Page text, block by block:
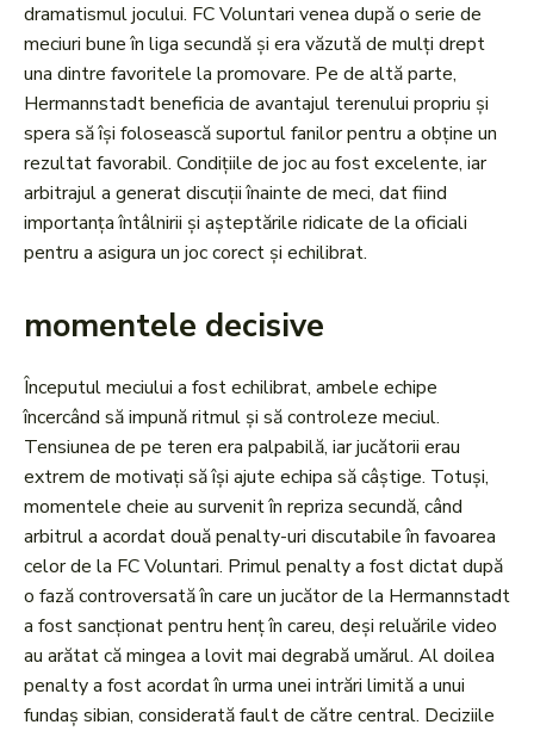
dramatismul jocului. FC Voluntari venea după o serie de
meciuri bune în liga secundă și era văzută de mulți drept
una dintre favoritele la promovare. Pe de altă parte,
Hermannstadt beneficia de avantajul terenului propriu și
spera să își folosească suportul fanilor pentru a obține un
rezultat favorabil. Condițiile de joc au fost excelente, iar
arbitrajul a generat discuții înainte de meci, dat fiind
importanța întâlnirii și așteptările ridicate de la oficiali
pentru a asigura un joc corect și echilibrat.
momentele decisive
Începutul meciului a fost echilibrat, ambele echipe
încercând să impună ritmul și să controleze meciul.
Tensiunea de pe teren era palpabilă, iar jucătorii erau
extrem de motivați să își ajute echipa să câștige. Totuși,
momentele cheie au survenit în repriza secundă, când
arbitrul a acordat două penalty-uri discutabile în favoarea
celor de la FC Voluntari. Primul penalty a fost dictat după
o fază controversată în care un jucător de la Hermannstadt
a fost sancționat pentru henț în careu, deși reluările video
au arătat că mingea a lovit mai degrabă umărul. Al doilea
penalty a fost acordat în urma unei intrări limită a unui
fundaș sibian, considerată fault de către central. Deciziile